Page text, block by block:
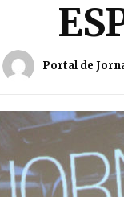
Portal de